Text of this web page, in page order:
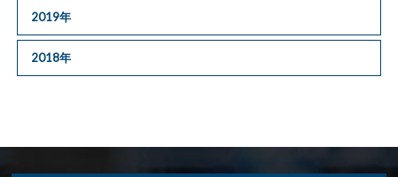
2019年
2018年